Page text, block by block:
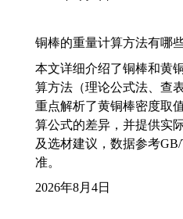
铜棒的重量计算方法有哪
本文详细介绍了铜棒和黄
算方法（理论公式法、查
重点解析了黄铜棒密度取
算公式的差异，并提供实
及选材建议，数据参考
准。
2026年8月4日